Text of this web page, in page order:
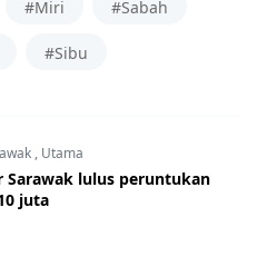
#Miri #Sabah
#Sibu
, Utama
Sarawak lulus peruntukan
juta